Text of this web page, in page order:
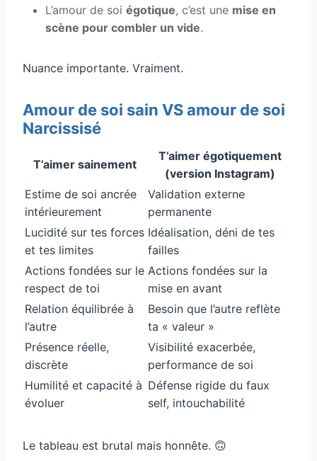
L’amour de soi égotique, c’est une mise en
scène pour combler un vide.
Nuance importante. Vraiment.
Amour de soi sain VS amour de soi
Narcissisé
T’aimer sainement
T’aimer égotiquement
(version Instagram)
Estime de soi ancrée
intérieurement
Validation externe
permanente
Lucidité sur tes forces
et tes limites
Idéalisation, déni de tes
failles
Actions fondées sur le
respect de toi
Actions fondées sur la
mise en avant
Relation équilibrée à
l’autre
Besoin que l’autre reflète
ta « valeur »
Présence réelle,
discrète
Visibilité exacerbée,
performance de soi
Humilité et capacité à
évoluer
Défense rigide du faux
self, intouchabilité
Le tableau est brutal mais honnête. 🙃